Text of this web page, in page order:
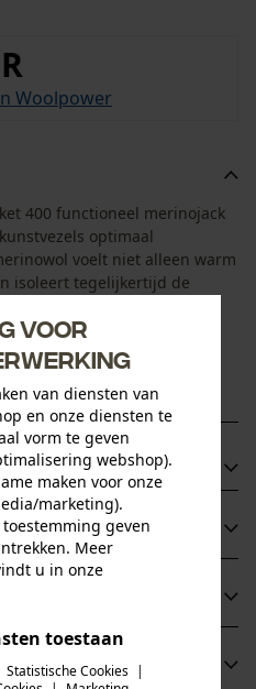
Woolpower
400 functioneel merinojack
optimaal
voelt niet alleen warm
isoleert tegelijkertijd de
dat concreet: Ook als u in
niet koud! Het robuuste
van merinowol ...
voor bescherming van de
bescherming bij actieve
met geurremmende
voor
van diensten van
en onze diensten te
vorm te geven
webshop).
maken voor onze
marketing).
geven
Meer
u in onze
toestaan
Statistische Cookies |
Gelieve